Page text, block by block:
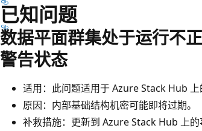
已知问题
数据平面群集处于运行不
警告状态
适用：此问题适用于 Azure Stack Hub 上
原因：内部基础结构机密可能即将过期。
补救措施：更新到 Azure Stack Hub 上